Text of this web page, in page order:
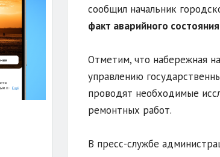
сообщил начальник
факт аварийного
Отметим, что набережная
управлению
проводят необходимые
ремонтных работ.
В пресс-службе